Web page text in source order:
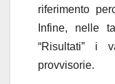
riferimento
Infine, nelle
“Risultati” i
provvisorie.